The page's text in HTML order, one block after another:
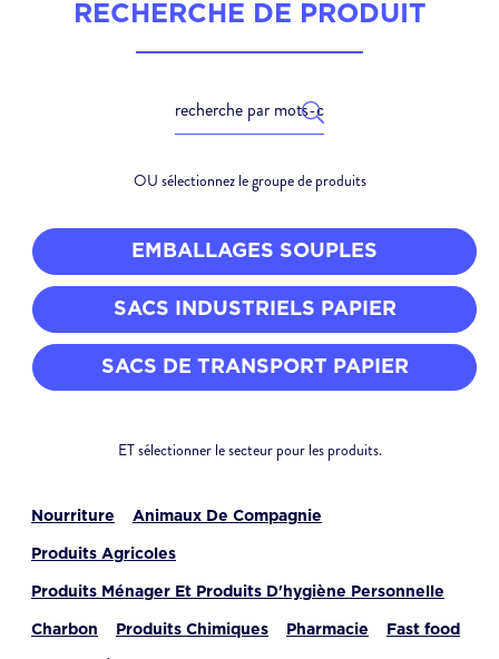
RECHERCHE DE PRODUIT
OU sélectionnez le groupe de produits
EMBALLAGES SOUPLES
SACS INDUSTRIELS PAPIER
SACS DE TRANSPORT PAPIER
ET sélectionner le secteur pour les produits.
Nourriture Animaux De Compagnie
Produits Agricoles
Produits Ménager Et Produits D'hygiène Personnelle
Charbon Produits Chimiques Pharmacie Fast food